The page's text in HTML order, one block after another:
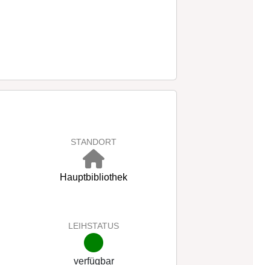
STANDORT
Hauptbibliothek
LEIHSTATUS
verfügbar